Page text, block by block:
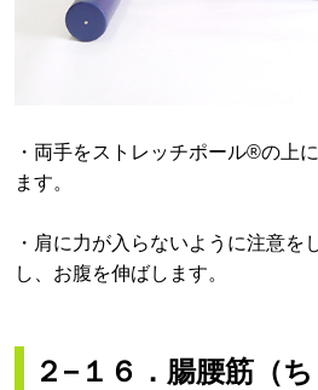
・両手をストレッチポール®の上
ます。
・肩に力が入らないように注意を
し、お腹を伸ばします。
２−１６．腸腰筋（